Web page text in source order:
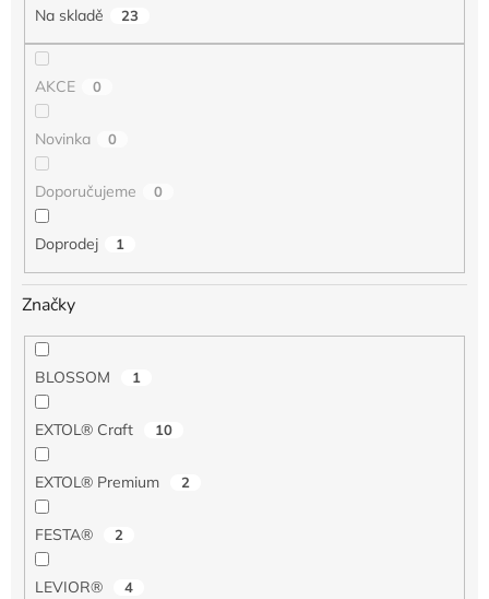
Na skladě 23
AKCE 0
Novinka 0
Doporučujeme 0
Doprodej 1
Značky
BLOSSOM 1
EXTOL® Craft 10
EXTOL® Premium 2
FESTA® 2
LEVIOR® 4